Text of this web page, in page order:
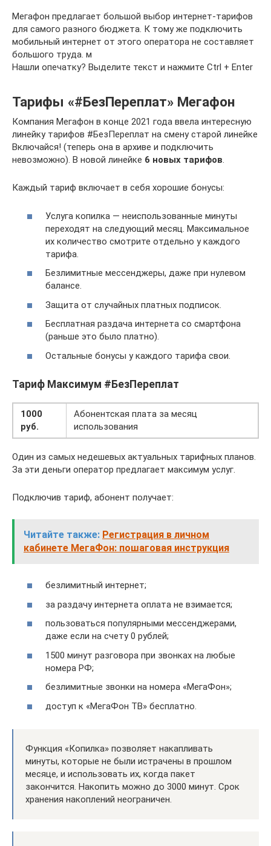
Мегафон предлагает большой выбор интернет-тарифов
для самого разного бюджета. К тому же подключить
мобильный интернет от этого оператора не составляет
большого труда. м
Нашли опечатку? Выделите текст и нажмите Ctrl + Enter
Тарифы «#БезПереплат» Мегафон
Компания Мегафон в конце 2021 года ввела интересную
линейку тарифов #БезПереплат на смену старой линейке
Включайся! (теперь она в архиве и подключить
невозможно). В новой линейке 6 новых тарифов.
Каждый тариф включает в себя хорошие бонусы:
Услуга копилка — неиспользованные минуты
переходят на следующий месяц. Максимальное
их количество смотрите отдельно у каждого
тарифа.
Безлимитные мессенджеры, даже при нулевом
балансе.
Защита от случайных платных подписок.
Бесплатная раздача интернета со смартфона
(раньше это было платно).
Остальные бонусы у каждого тарифа свои.
Тариф Максимум #БезПереплат
1000
руб.
Абонентская плата за месяц
использования
Один из самых недешевых актуальных тарифных планов.
За эти деньги оператор предлагает максимум услуг.
Подключив тариф, абонент получает:
Читайте также: Регистрация в личном
кабинете МегаФон: пошаговая инструкция
безлимитный интернет;
за раздачу интернета оплата не взимается;
пользоваться популярными мессенджерами,
даже если на счету 0 рублей;
1500 минут разговора при звонках на любые
номера РФ;
безлимитные звонки на номера «МегаФон»;
доступ к «МегаФон ТВ» бесплатно.
Функция «Копилка» позволяет накапливать
минуты, которые не были истрачены в прошлом
месяце, и использовать их, когда пакет
закончится. Накопить можно до 3000 минут. Срок
хранения накоплений неограничен.